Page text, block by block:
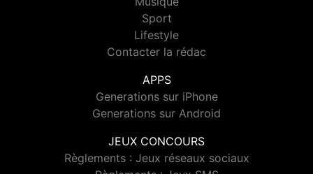
Sport
Lifestyle
Contacter la rédac
APPS
Generations sur iPhone
Generations sur Android
JEUX CONCOURS
Règlements : Jeux réseaux sociaux